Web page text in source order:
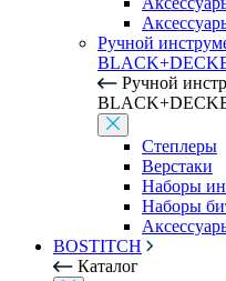
Ручной
Ручной
Степлеры
Верстаки
Наборы
Наборы
BOSTITCH
Каталог